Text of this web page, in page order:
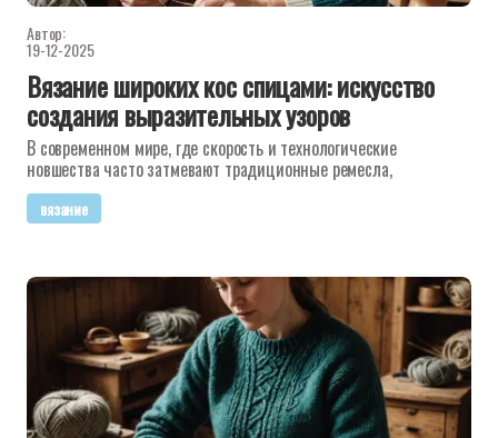
Автор:
19-12-2025
Вязание широких кос спицами: искусство
создания выразительных узоров
В современном мире, где скорость и технологические
новшества часто затмевают традиционные ремесла,
вязание